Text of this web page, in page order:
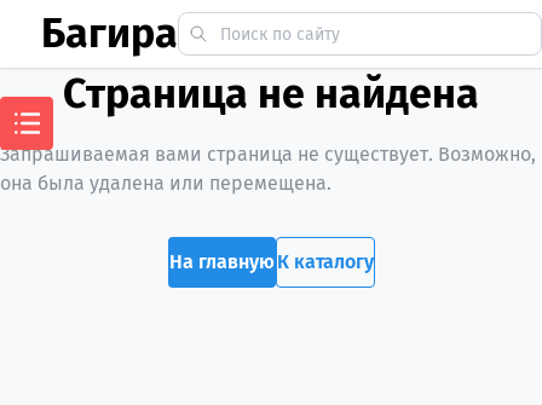
Багира
Страница не найдена
Запрашиваемая вами страница не существует. Возможно,
она была удалена или перемещена.
На главнуюК каталогу